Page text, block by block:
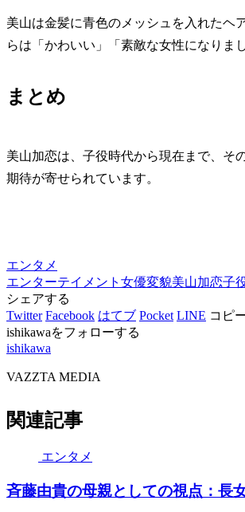
美山は金髪に青色のメッシュを入れたヘ
らは「かわいい」「素敵な女性になりま
まとめ
美山加恋は、子役時代から現在まで、そ
期待が寄せられています。
エンタメ
エンターテイメント 女優変貌美山加恋子
シェアする
Twitter Facebook はてブ Pocket LINE コピ
ishikawaをフォローする
ishikawa
VAZZTA MEDIA
関連記事
エンタメ
斉藤由貴の母親としての視点：長